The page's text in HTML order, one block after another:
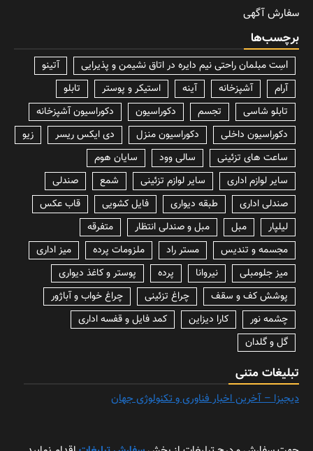
سفارش آگهی
برچسب‌ها
lسِت مبلمان راحتی نیم دایره در اتاق نشیمن و پذیرایی
آتینو
آرام
آشپزخانه آینه استیکر و پوستر
تابلو
تابلو شاسی
تجسم دکوراسیون
دکوراسیون آشپزخانه
دکوراسیون داخلی
دکوراسیون منزل دی ایکس ریسر
زیو
ساعت های تزئینی
سالی وود
سایان هوم
سایر لوازم اداری
سایر لوازم تزئینی شمع
صندلی
صندلی اداری
طبقه دیواری فایل کشویی
قاب عکس
لیلپار
مبل مبل و صندلی انتظار
متفرقه
مجسمه و تندیس
مستر راد ملزومات پرده
میز اداری
میز جلومبلی
نیروانا پرده
پوستر و کاغذ دیواری
پوشش کف و سقف
چراغ تزئینی
چراغ خواب و آباژور
چشمه نور
کارا دیزاین
کمد فایل و قفسه اداری
گل و گلدان
تبلیغات متنی
دیجیزا – آخرین اخبار فناوری و تکنولوژی جهان